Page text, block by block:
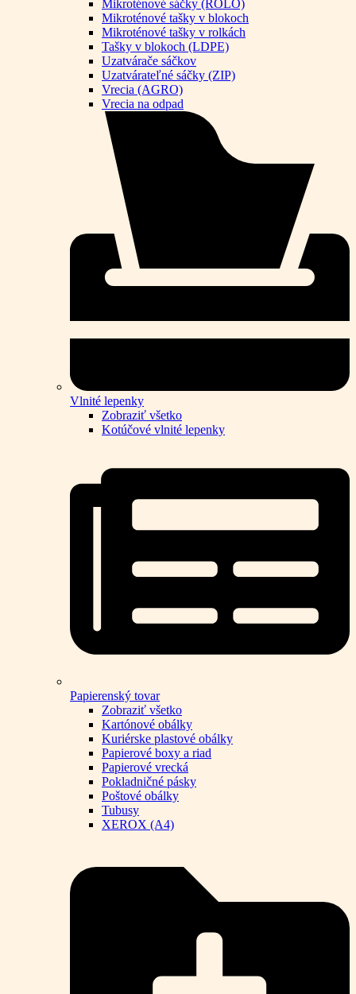
Mikroténové sáčky (ROLO)
Mikroténové tašky v blokoch
Mikroténové tašky v rolkách
Tašky v blokoch (LDPE)
Uzatvárače sáčkov
Uzatvárateľné sáčky (ZIP)
Vrecia (AGRO)
Vrecia na odpad
Vlnité lepenky
Zobraziť všetko
Kotúčové vlnité lepenky
Papierenský tovar
Zobraziť všetko
Kartónové obálky
Kuriérske plastové obálky
Papierové boxy a riad
Papierové vrecká
Pokladničné pásky
Poštové obálky
Tubusy
XEROX (A4)